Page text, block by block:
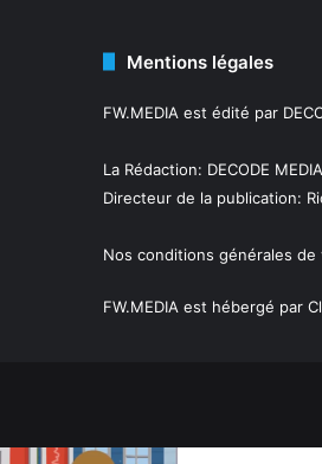
Mentions légales
FW.MEDIA est édité par
La Rédaction: DECODE
Directeur de la publication:
Nos conditions générales de
FW.MEDIA est hébergé par